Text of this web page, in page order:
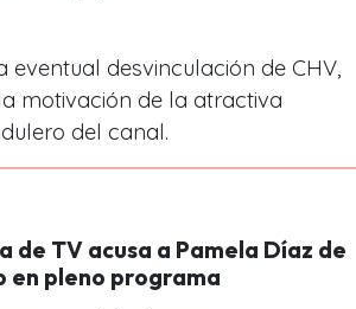
desvinculación de CHV,
la motivación de la atractiva
del canal.
de TV acusa a Pamela Díaz de
en pleno programa